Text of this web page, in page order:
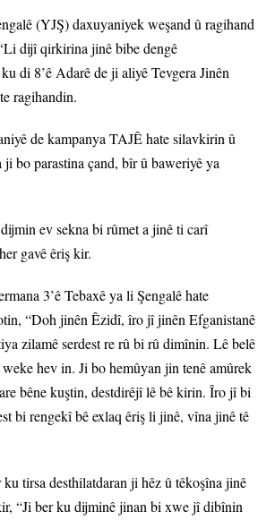
(YJŞ) daxuyaniyek weşand û ragihand
dijî qirkirina jinê bibe dengê
di 8’ê Adarê de ji aliyê Tevgera Jinên
ragihandin.
de kampanya TAJÊ hate silavkirin û
bo parastina çand, bîr û baweriyê ya
ev sekna bi rûmet a jinê ti carî
gavê êriş kir.
3’ê Tebaxê ya li Şengalê hate
“Doh jinên Êzidî, îro jî jinên Efganistanê
zilamê serdest re rû bi rû dimînin. Lê belê
hev in. Ji bo hemûyan jin tenê amûrek
bêne kuştin, destdirêjî lê bê kirin. Îro jî bi
bi rengekî bê exlaq êriş li jinê, vîna jinê tê
ku tirsa desthilatdaran ji hêz û têkoşîna jinê
“Ji ber ku dijminê jinan bi xwe jî dibînin